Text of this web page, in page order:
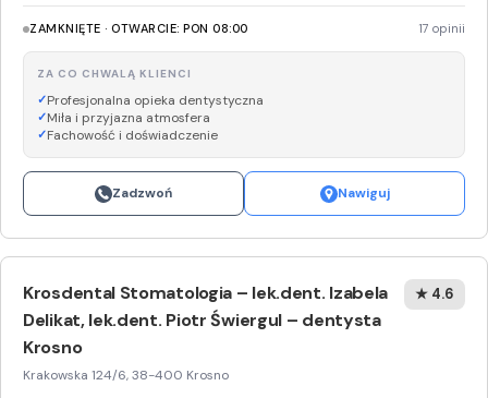
ZAMKNIĘTE · OTWARCIE: PON 08:00 17 opinii
ZA CO CHWALĄ KLIENCI
Profesjonalna opieka dentystyczna
Miła i przyjazna atmosfera
Fachowość i doświadczenie
Zadzwoń Nawiguj
Krosdental Stomatologia – lek.dent. Izabela
Delikat, lek.dent. Piotr Świergul – dentysta
Krosno
Krakowska 124/6, 38-400 Krosno
★ 4.6